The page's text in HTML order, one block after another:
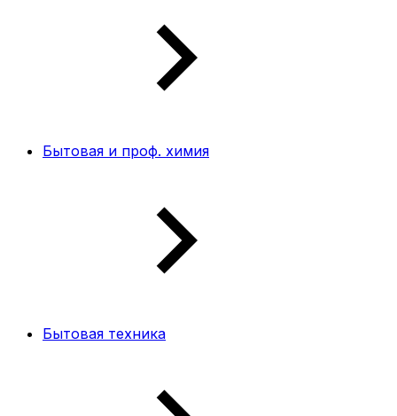
Бытовая и проф. химия
Бытовая техника